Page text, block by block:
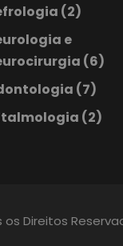
(2)
e
(6)
(7)
(2)
os Direitos